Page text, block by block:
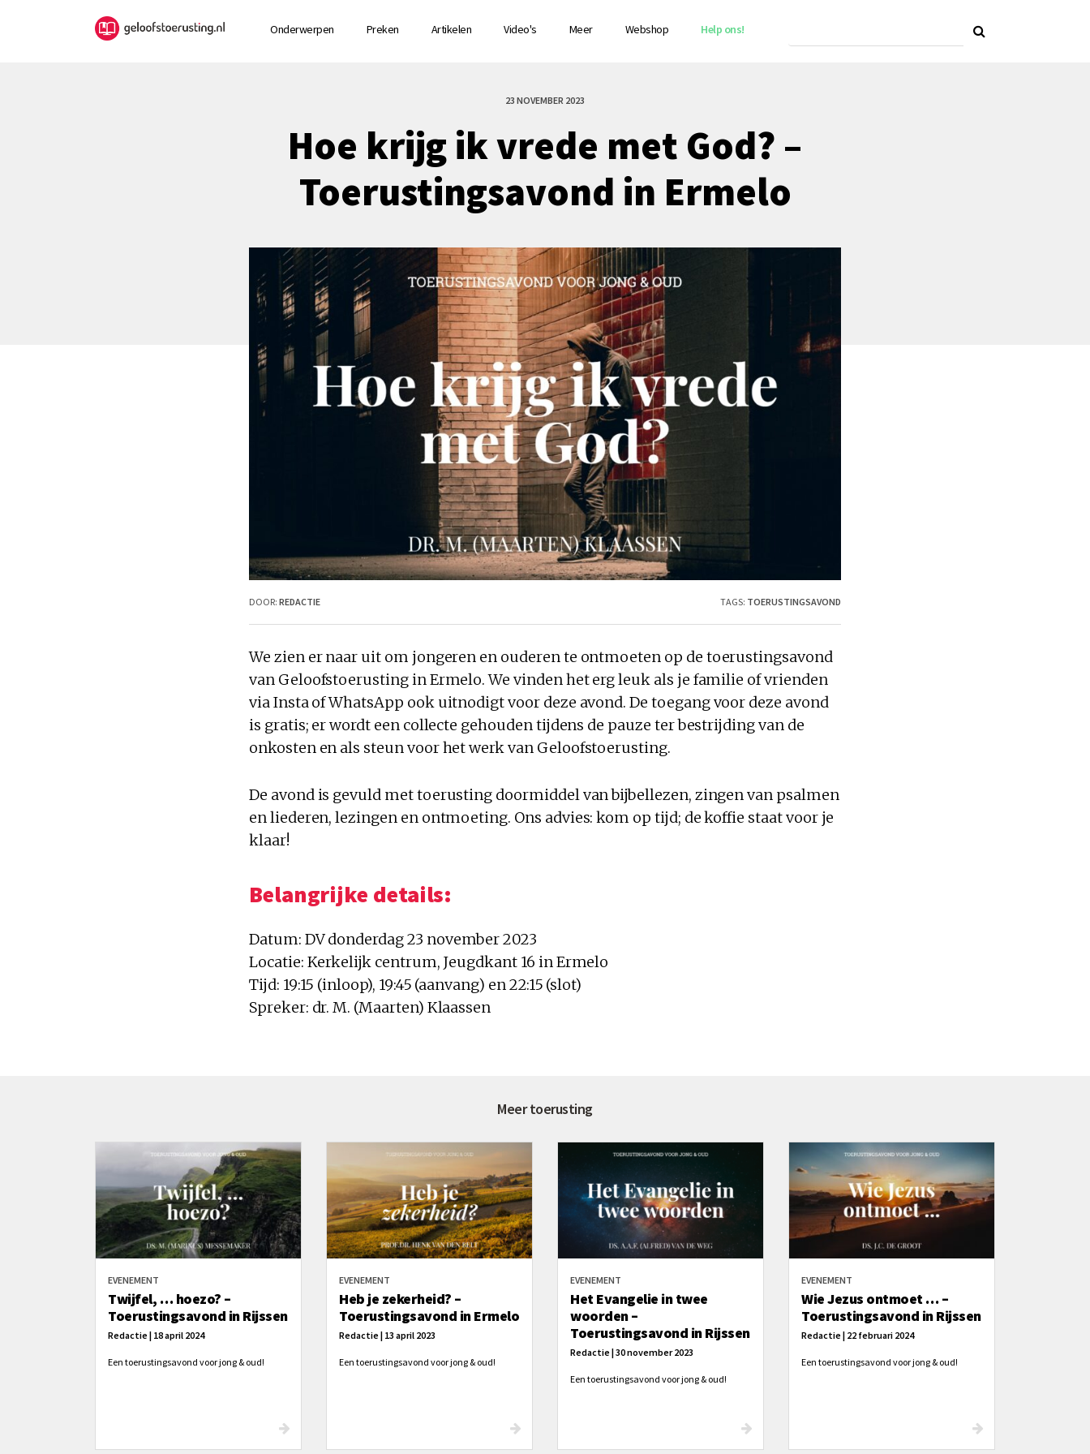
Onderwerpen Preken Artikelen Video's Meer Webshop Help ons!
23 NOVEMBER 2023
Hoe krijg ik vrede met God? –
Toerustingsavond in Ermelo
DOOR: REDACTIE TAGS: TOERUSTINGSAVOND
We zien er naar uit om jongeren en ouderen te ontmoeten op de toerustingsavond
van Geloofstoerusting in Ermelo. We vinden het erg leuk als je familie of vrienden
via Insta of WhatsApp ook uitnodigt voor deze avond. De toegang voor deze avond
is gratis; er wordt een collecte gehouden tijdens de pauze ter bestrijding van de
onkosten en als steun voor het werk van Geloofstoerusting.
De avond is gevuld met toerusting doormiddel van bijbellezen, zingen van psalmen
en liederen, lezingen en ontmoeting. Ons advies: kom op tijd; de koffie staat voor je
klaar!
Belangrijke details:
Datum: DV donderdag 23 november 2023
Locatie: Kerkelijk centrum, Jeugdkant 16 in Ermelo
Tijd: 19:15 (inloop), 19:45 (aanvang) en 22:15 (slot)
Spreker: dr. M. (Maarten) Klaassen
Meer toerusting
EVENEMENT
Twijfel, … hoezo? –
Toerustingsavond in Rijssen
Redactie | 18 april 2024
Een toerustingsavond voor jong & oud!
EVENEMENT
Heb je zekerheid? –
Toerustingsavond in Ermelo
Redactie | 13 april 2023
Een toerustingsavond voor jong & oud!
EVENEMENT
Het Evangelie in twee
woorden –
Toerustingsavond in Rijssen
Redactie | 30 november 2023
Een toerustingsavond voor jong & oud!
EVENEMENT
Wie Jezus ontmoet … –
Toerustingsavond in Rijssen
Redactie | 22 februari 2024
Een toerustingsavond voor jong & oud!